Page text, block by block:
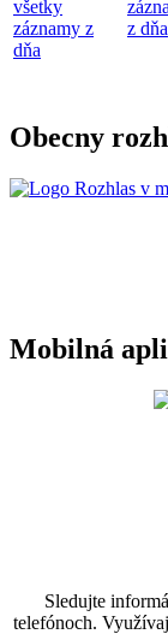
všetky
záznamy z
dňa
z dňa
Obecny
Mobilná
Sledujte
telefónoch.